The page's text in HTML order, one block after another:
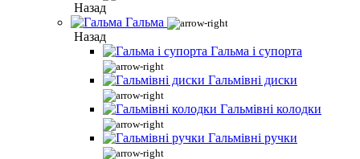
Назад
Гальма
Назад
Гальма і супорта
Гальмівні диски
Гальмівні колодки
Гальмівні ручки